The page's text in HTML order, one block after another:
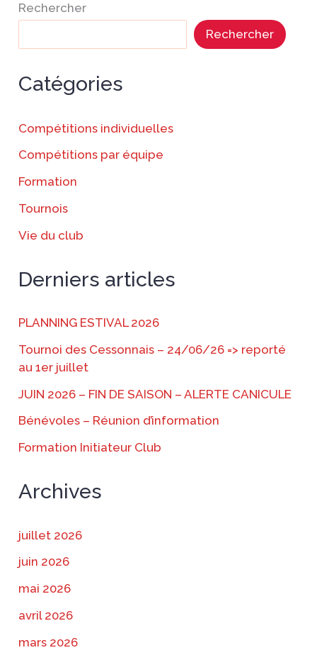
Rechercher
Rechercher
Catégories
Compétitions individuelles
Compétitions par équipe
Formation
Tournois
Vie du club
Derniers articles
PLANNING ESTIVAL 2026
Tournoi des Cessonnais – 24/06/26 => reporté
au 1er juillet
JUIN 2026 – FIN DE SAISON – ALERTE CANICULE
Bénévoles – Réunion d’information
Formation Initiateur Club
Archives
juillet 2026
juin 2026
mai 2026
avril 2026
mars 2026